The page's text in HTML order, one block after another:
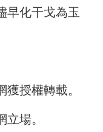
早化干戈為玉
授權轉載。
場。